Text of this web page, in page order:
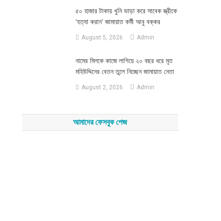
৫০ হাজার টাকায় খুনি ভাড়া করে সাবেক স্ত্রীকে
‘হত্যা করান’ জামায়াত কর্মী আবু বক্কর
August 5, 2026 Admin
নামের মিলকে কাজে লাগিয়ে ২০ বছর ধরে মৃত
মহিউদ্দিনের বেতন তুলে নিচ্ছেন জামায়াত নেতা
August 2, 2026 Admin
আমাদের ফেসবুক পেজ